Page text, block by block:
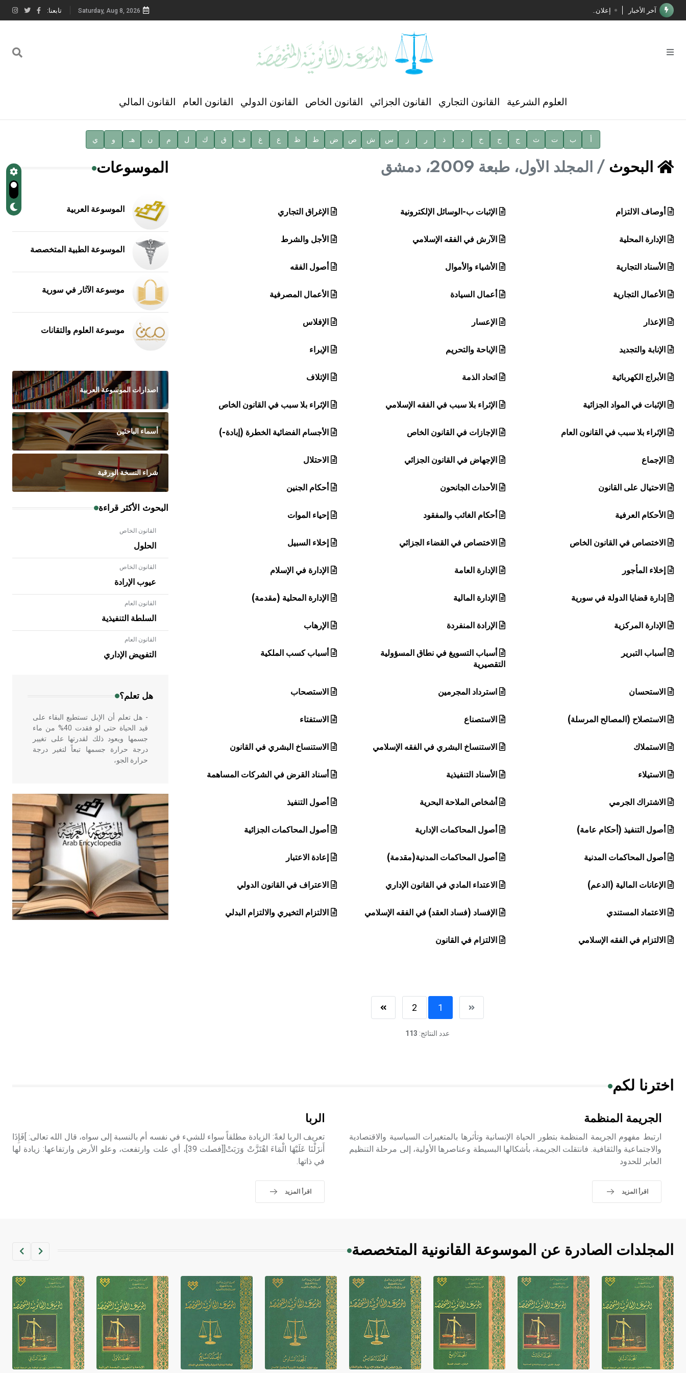
آخر الأخبار إعلان..
فوز الأستاذ الدكتور محمود السيد بجائزة مجمع الملك سليمان العالمي للغة العربية
الأستاذ إياد خالد الطباع مدير عام لهيئة الموسوعة العربية
Saturday, Aug 8, 2026 تابعنا:
العلوم الشرعية القانون التجاري القانون الجزائي القانون الخاص القانون الدولي القانون العام القانون المالي
أ ب ت ث ج ح خ د ذ ر ز س ش ص ض ط ظ ع غ ف ق ك ل م ن هـ و ي
البحوث المجلد الأول، طبعة 2009، دمشق
أوصاف الالتزام الإثبات ب-الوسائل الإلكترونية الإغراق التجاري
الإدارة المحلية الآرش في الفقه الإسلامي الأجل والشرط
الأسناد التجارية الأشياء والأموال أصول الفقه
الأعمال التجارية أعمال السيادة الأعمال المصرفية
الإعذار الإعسار الإفلاس
الإنابة والتجديد الإباحة والتحريم الإبراء
الأبراج الكهربائية اتحاد الذمة الإتلاف
الإثبات في المواد الجزائية الإثراء بلا سبب في الفقه الإسلامي الإثراء بلا سبب في القانون الخاص
الإثراء بلا سبب في القانون العام الإجازات في القانون الخاص الأجسام الفضائية الخطرة (إبادة-)
الإجماع الإجهاض في القانون الجزائي الاحتلال
الاحتيال على القانون الأحداث الجانحون أحكام الجنين
الأحكام العرفية أحكام الغائب والمفقود إحياء الموات
الاختصاص في القانون الخاص الاختصاص في القضاء الجزائي إخلاء السبيل
إخلاء المأجور الإدارة العامة الإدارة في الإسلام
إدارة قضايا الدولة في سورية الإدارة المالية الإدارة المحلية (مقدمة)
الإدارة المركزية الإرادة المنفردة الإرهاب
أسباب التبرير
أسباب التسويغ في نطاق المسؤولية
التقصيرية
أسباب كسب الملكية
الاستحسان استرداد المجرمين الاستصحاب
الاستصلاح (المصالح المرسلة) الاستصناع الاستفتاء
الاستملاك الاستنساخ البشري في الفقه الإسلامي الاستنساخ البشري في القانون
الاستيلاء الأسناد التنفيذية أسناد القرض في الشركات المساهمة
الاشتراك الجرمي أشخاص الملاحة البحرية أصول التنفيذ
أصول التنفيذ (أحكام عامة) أصول المحاكمات الإدارية أصول المحاكمات الجزائية
أصول المحاكمات المدنية أصول المحاكمات المدنية(مقدمة) إعادة الاعتبار
الإعانات المالية (الدعم) الاعتداء المادي في القانون الإداري الاعتراف في القانون الدولي
الاعتماد المستندي الإفساد (فساد العقد) في الفقه الإسلامي الالتزام التخيري والالتزام البدلي
الالتزام في الفقه الإسلامي الالتزام في القانون
1
2
عدد النتائج: 113
الموسوعات
الموسوعة العربية
الموسوعة الطبية المتخصصة
موسوعة الآثار في سورية
موسوعة العلوم والتقانات
اصدارات الموسوعة العربية
أسماء الباحثين
شراء النسخة الورقية
البحوث الأكثر قراءة
القانون الخاص
الحلول
القانون الخاص
عيوب الإرادة
القانون العام
السلطة التنفيذية
القانون العام
التفويض الإداري
هل تعلم؟
- هل تعلم أن الأبلق نوع من الفنون
الهندسية التي ارتبطت بالعمارة الإسلامية
في بلاد الشام ومصر خاصة، حيث يحرص
- هل تعلم أن الإبل تستطيع البقاء على
قيد الحياة حتى لو فقدت 40% من ماء
جسمها ويعود ذلك لقدرتها على تغيير
درجة حرارة جسمها تبعاً لتغير درجة
حرارة الجو،
- هل تعلم أن أبقراط كتب في الطب
أربعة مؤلفات هي: الحكم، الأدلة، تنظيم
التغذية، ورسالته في جروح الرأس.
ويعود له الفضل بأنه حرر الطب من
الدين والفلسفة.
- هل تعلم أن المرجان إفراز حيواني
يتكون في البحر ويتركب من مادة
كربونات الكلسيوم، وهو أحمر أو شديد
الحمرة وهو أجود أنواعه، ويمتاز بكبر
الحجم ويسمى الش
حيث تقتصر القيمة الصوتية للعلامة الك
اخترنا لكم
الجريمة المنظمة
ارتبط مفهوم الجريمة المنظمة بتطور الحياة الإنسانية وتأثرها بالمتغيرات السياسية والاقتصادية
والاجتماعية والثقافية. فانتقلت الجريمة، بأشكالها البسيطة وعناصرها الأولية، إلى مرحلة التنظيم
العابر للحدود
اقرأ المزيد
الربا
تعريف الربا لغةً: الزيادة مطلقاً سواء للشيء في نفسه أم بالنسبة إلى سواه، قال الله تعالى: ]فَإِذَا
أَنزَلْنَا عَلَيْهَا الْمَاءَ اهْتَزَّتْ وَرَبَتْ[[فصلت 39]، أي علت وارتفعت، وعلو الأرض وارتفاعها: زيادة لها
في ذاتها.
اقرأ المزيد
المجلدات الصادرة عن الموسوعة القانونية المتخصصة